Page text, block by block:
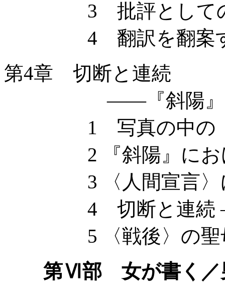
3 批評としての
4 翻訳を翻案す
第4章 切断と連続
——『斜陽』と
1 写真の中の 〈
2 『斜陽』におけ
3 〈人間宣言〉に
4 切断と連続 ——
5 〈戦後〉の聖
第Ⅵ部 女が書く／